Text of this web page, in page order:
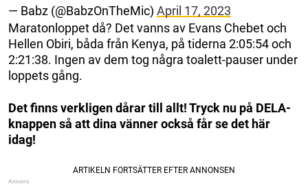
— Babz (@BabzOnTheMic) April 17, 2023
Maratonloppet då? Det vanns av Evans Chebet och
Hellen Obiri, båda från Kenya, på tiderna 2:05:54 och
2:21:38. Ingen av dem tog några toalett-pauser under
loppets gång.
Det finns verkligen dårar till allt! Tryck nu på DELA-
knappen så att dina vänner också får se det här
idag!